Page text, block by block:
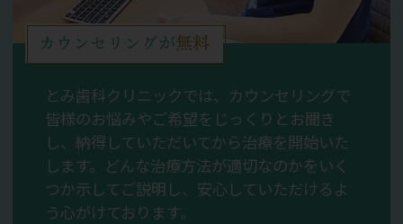
カウンセリングが無料
とみ歯科クリニックでは、カウンセリングで
皆様のお悩みやご希望をじっくりとお聞き
し、納得していただいてから治療を開始いた
します。どんな治療方法が適切なのかをいく
つか示してご説明し、安心していただけるよ
う心がけております。